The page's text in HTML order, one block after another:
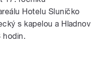
Hotelu Sluníčko
s kapelou a Hladnov
hodin.